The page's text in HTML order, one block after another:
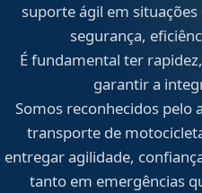
suporte ágil em
segurança,
É fundamental ter
garantir a
Somos reconhecidos pelo
transporte de
entregar agilidade,
tanto em emergências